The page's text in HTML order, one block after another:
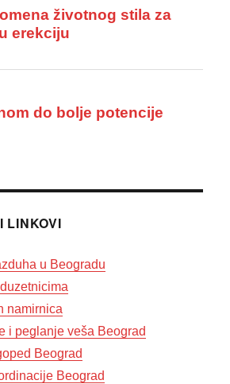
LINKOVI
u Beogradu
namirnica
i peglanje veša Beograd
Beograd
Beograd